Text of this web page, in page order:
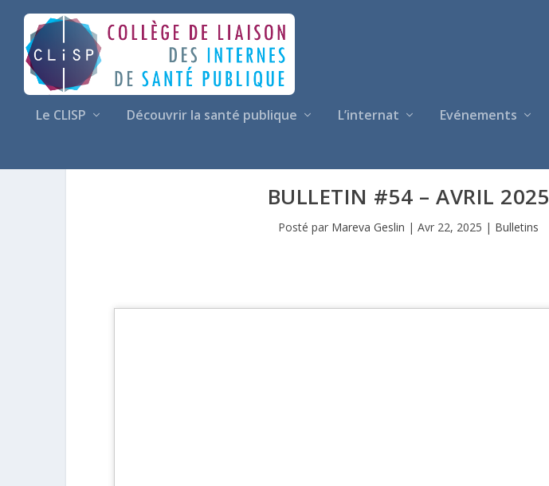
Le CLISP Découvrir la santé publique L’internat Evénements
BULLETIN #54 – AVRIL 2025
Posté par Mareva Geslin |Avr 22, 2025 | Bulletins